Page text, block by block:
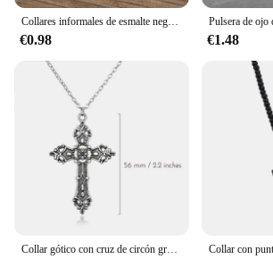
Collares informales de esmalte negro para hombre, Collar con colgante cuadrado de acero inoxidable resistente al agua, Collar masculino de moda Simple, regalo de joyería
€0.98 €1.48
Collar gótico con cruz de circón grande Unisex Y2K, collares con colgante de cruz grande gótico Irregular para hombres y mujeres, collar de pareja, joyería